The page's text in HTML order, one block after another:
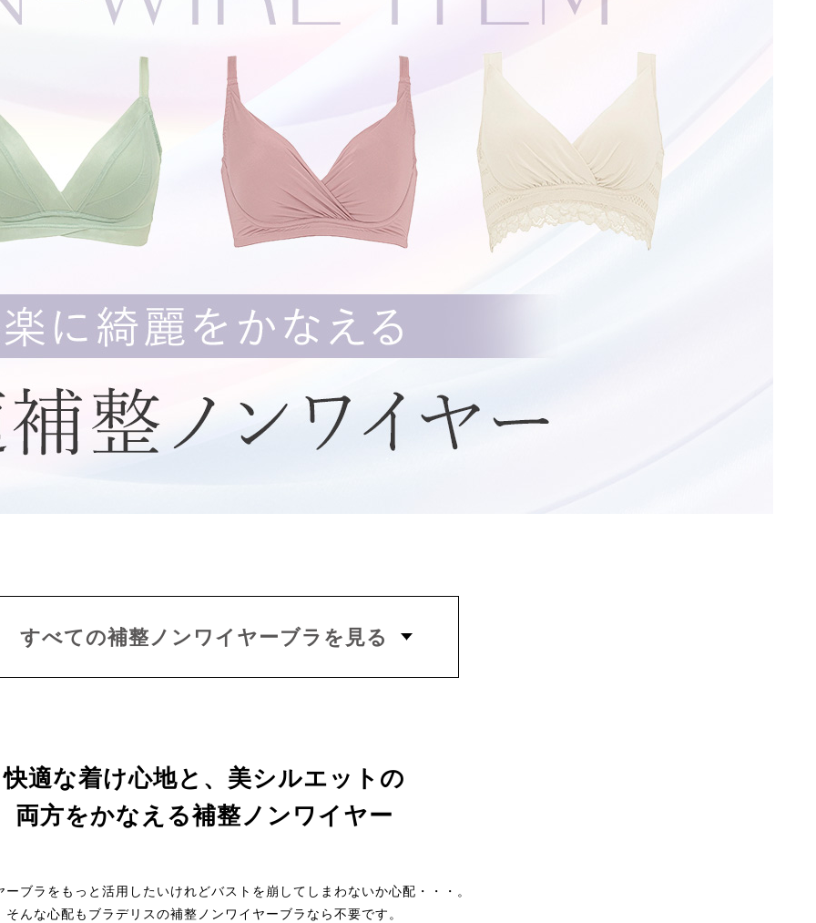
すべての補整ノンワイヤーブラを見る
快適な着け心地と、美シルエットの
両方をかなえる補整ノンワイヤー
ーブラをもっと活用したいけれどバストを崩してしまわないか心配・・・。
そんな心配もブラデリスの補整ノンワイヤーブラなら不要です。